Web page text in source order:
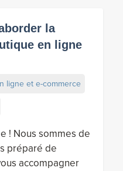
la
en ligne
ligne et e-commerce
! Nous sommes de
préparé de
accompagner